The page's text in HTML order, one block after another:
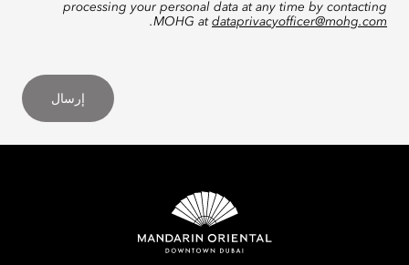
processing your personal data at any time by contacting
MOHG at dataprivacyofficer@mohg.com
.
إرسال